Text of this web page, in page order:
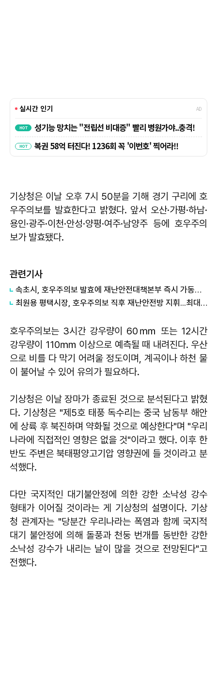
기상청은 이날 오후 7시 50분을 기해 경기 구리에 호
우주의보를 발효한다고 밝혔다. 앞서 오산·가평·하남·
용인·광주·이천·안성·양평·여주·남양주 등에 호우주의
보가 발효됐다.
관련기사
속초시, 호우주의보 발효에 재난안전대책본부 즉시 가동…침수 취약지역 선제 대응 총력
최원용 평택시장, 호우주의보 직후 재난안전방 지휘...최대 205㎜ 폭우 속 밤샘 총력 대응
호우주의보는 3시간 강우량이 60㎜ 또는 12시간
강우량이 110㎜ 이상으로 예측될 때 내려진다. 우산
으로 비를 다 막기 어려울 정도이며, 계곡이나 하천 물
이 불어날 수 있어 유의가 필요하다.
기상청은 이날 장마가 종료된 것으로 분석된다고 밝혔
다. 기상청은 "제5호 태풍 독수리는 중국 남동부 해안
에 상륙 후 북진하며 약화될 것으로 예상한다"며 "우리
나라에 직접적인 영향은 없을 것"이라고 했다. 이후 한
반도 주변은 북태평양고기압 영향권에 들 것이라고 분
석했다.
다만 국지적인 대기불안정에 의한 강한 소낙성 강수
형태가 이어질 것이라는 게 기상청의 설명이다. 기상
청 관계자는 "당분간 우리나라는 폭염과 함께 국지적
대기 불안정에 의해 돌풍과 천둥 번개를 동반한 강한
소낙성 강수가 내리는 날이 많을 것으로 전망된다"고
전했다.